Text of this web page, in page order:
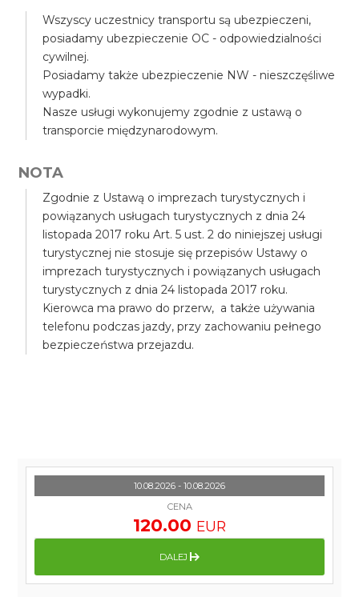
Wszyscy uczestnicy transportu są ubezpieczeni,
posiadamy ubezpieczenie OC - odpowiedzialności
cywilnej.
Posiadamy także ubezpieczenie NW - nieszczęśliwe
wypadki.
Nasze usługi wykonujemy zgodnie z ustawą o
transporcie międzynarodowym.
NOTA
Zgodnie z Ustawą o imprezach turystycznych i
powiązanych usługach turystycznych z dnia 24
listopada 2017 roku Art. 5 ust. 2 do niniejszej usługi
turystycznej nie stosuje się przepisów Ustawy o
imprezach turystycznych i powiązanych usługach
turystycznych z dnia 24 listopada 2017 roku.
Kierowca ma prawo do przerw, a także używania
telefonu podczas jazdy, przy zachowaniu pełnego
bezpieczeństwa przejazdu.
10.08.2026 - 10.08.2026
CENA
120.00 EUR
DALEJ